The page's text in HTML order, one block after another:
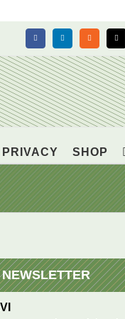
FacebookLinkedIn Rss X
PRIVACY SHOP
NEWSLETTER